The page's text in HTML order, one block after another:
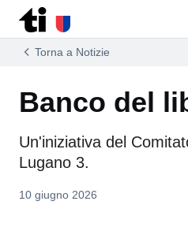
Vai al contenuto della pagina
Vai al piè di pagina
Torna a Notizie
Banco del
Un'iniziativa del
Lugano 3.
10 giugno 2026